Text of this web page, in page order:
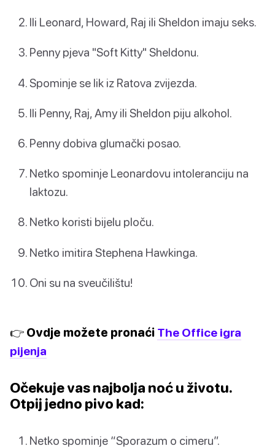
Ili Leonard, Howard, Raj ili Sheldon imaju seks.
Penny pjeva "Soft Kitty" Sheldonu.
Spominje se lik iz Ratova zvijezda.
Ili Penny, Raj, Amy ili Sheldon piju alkohol.
Penny dobiva glumački posao.
Netko spominje Leonardovu intoleranciju na
laktozu.
Netko koristi bijelu ploču.
Netko imitira Stephena Hawkinga.
Oni su na sveučilištu!
👉 Ovdje možete pronaći The Office igra
pijenja
Očekuje vas najbolja noć u životu.
Otpij jedno pivo kad:
Netko spominje “Sporazum o cimeru”.